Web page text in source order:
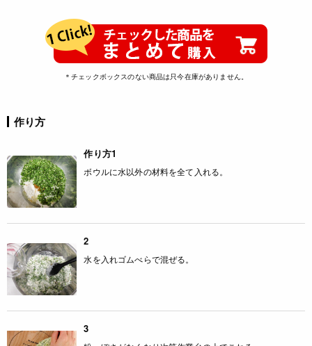
＊チェックボックスのない商品は只今在庫がありません。
作り方
作り方1
ボウルに水以外の材料を全て入れる。
2
水を入れゴムべらで混ぜる。
3